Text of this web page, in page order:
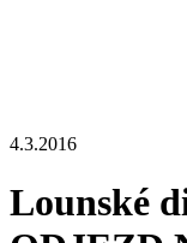
4.3.2016
Lounské